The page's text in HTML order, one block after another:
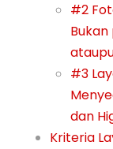
#2
#3
dan
Kriteria